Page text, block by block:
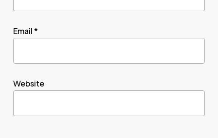
Email*
Website